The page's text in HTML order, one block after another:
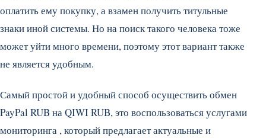
оплатить ему покупку, а взамен получить титульные
знаки иной системы. Но на поиск такого человека тоже
может уйти много времени, поэтому этот вариант также
не является удобным.
Самый простой и удобный способ осуществить обмен
PayPal RUB на QIWI RUB, это воспользоваться услугами
мониторинга , который предлагает актуальные и